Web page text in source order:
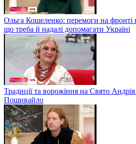
Ольга Кошеленко: перемоги на фронті
що треба й надалі допомагати Україні
Традиції та ворожіння на Свято
Пошивайло